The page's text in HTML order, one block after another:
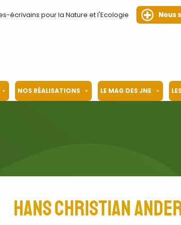
écrivains pour la Nature et l'Ecologie Nous
NOS RÉALISATIONS LE MAG DES JNE
Hans Christian